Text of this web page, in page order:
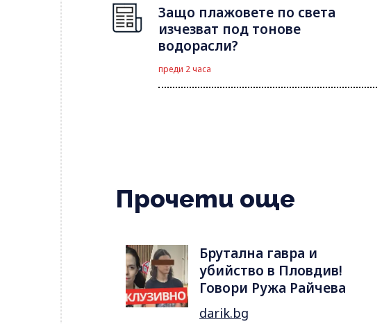
Защо плажовете по света
изчезват под тонове
водорасли?
преди 2 часа
Прочети още
Брутална гавра и
убийство в Пловдив!
Говори Ружа Райчева
darik.bg